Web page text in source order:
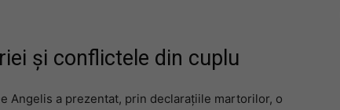
și conflictele din cuplu
Angelis a prezentat, prin declarațiile martorilor, o